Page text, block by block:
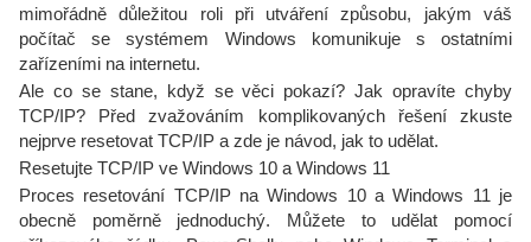
i
o
mimořádně důležitou roli při utváření způsobu, jakým váš
počítač se systémem Windows komunikuje s ostatními
zařízeními na internetu.
Ale co se stane, když se věci pokazí? Jak opravíte chyby
TCP/IP? Před zvažováním komplikovaných řešení zkuste
nejprve resetovat TCP/IP a zde je návod, jak to udělat.
Resetujte TCP/IP ve Windows 10 a Windows 11
Proces resetování TCP/IP na Windows 10 a Windows 11 je
obecně poměrně jednoduchý. Můžete to udělat pomocí